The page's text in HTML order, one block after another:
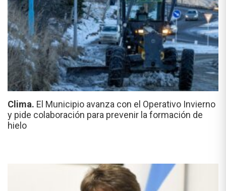
Clima. El Municipio avanza con el Operativo Invierno
y pide colaboración para prevenir la formación de
hielo